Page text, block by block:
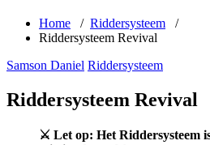
Home / Riddersysteem /
Riddersysteem Revival
Samson Daniel Riddersysteem
Riddersysteem Revival
⚔️ Let op: Het Riddersysteem